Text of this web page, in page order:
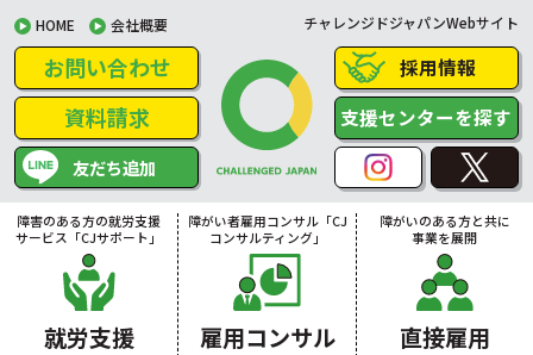
HOME 会社概要 チャレンジドジャパンWebサイト
お問い合わせ
資料請求
友だち追加
採用情報
支援センターを探す
障害のある方の就労支援
サービス「CJサポート」
就労支援
障がい者雇用コンサル「CJ
コンサルティング」
雇用コンサル
障がいのある方と共に
事業を展開
直接雇用